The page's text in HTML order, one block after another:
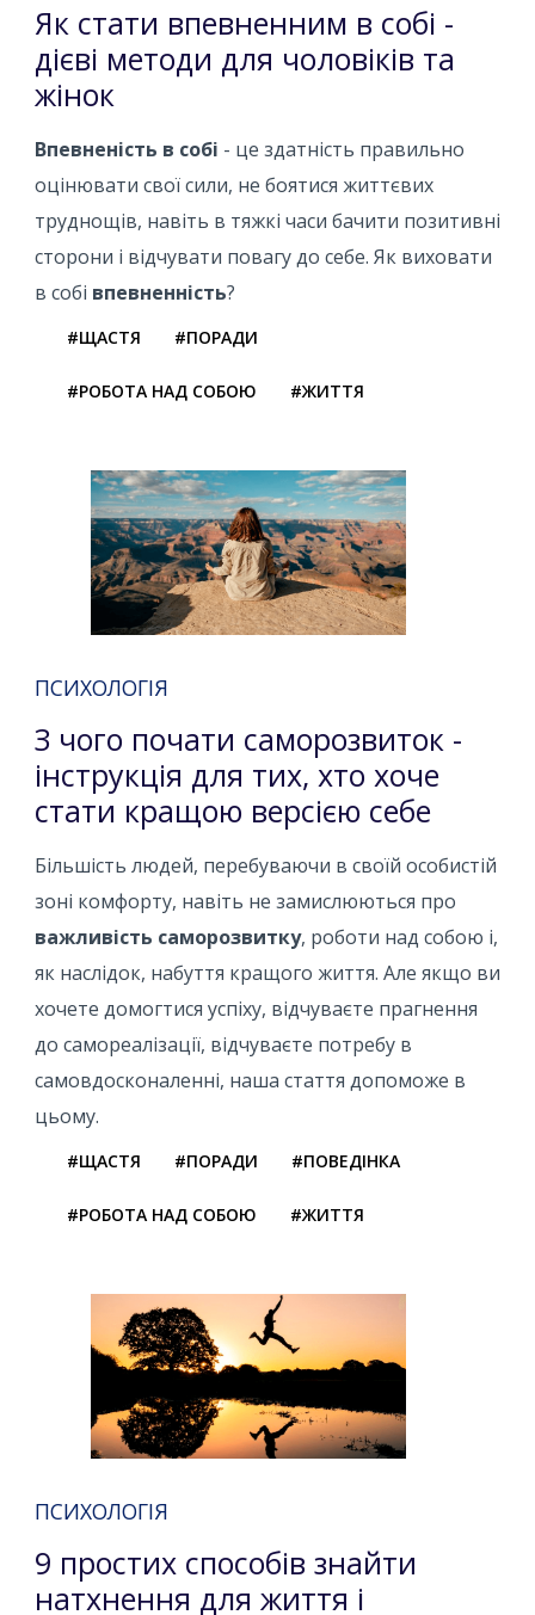
Як стати впевненним в собі -
дієві методи для чоловіків та
жінок
Впевненість в собі - це здатність правильно
оцінювати свої сили, не боятися життєвих
труднощів, навіть в тяжкі часи бачити позитивні
сторони і відчувати повагу до себе. Як виховати
в собі впевненність?
#ЩАСТЯ #ПОРАДИ
#РОБОТА НАД СОБОЮ #ЖИТТЯ
ПСИХОЛОГІЯ
З чого почати саморозвиток -
інструкція для тих, хто хоче
стати кращою версією себе
Більшість людей, перебуваючи в своїй особистій
зоні комфорту, навіть не замислюються про
важливість саморозвитку, роботи над собою і,
як наслідок, набуття кращого життя. Але якщо ви
хочете домогтися успіху, відчуваєте прагнення
до самореалізації, відчуваєте потребу в
самовдосконаленні, наша стаття допоможе в
цьому.
#ЩАСТЯ #ПОРАДИ #ПОВЕДІНКА
#РОБОТА НАД СОБОЮ #ЖИТТЯ
ПСИХОЛОГІЯ
9 простих способів знайти
натхнення для життя і